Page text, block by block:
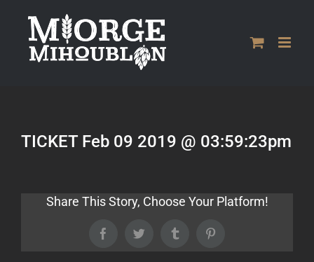
contenu
TICKET Feb 09 2019 @ 03:59:23pm
Share This Story, Choose Your Platform!
FacebookTwitter Tumblr